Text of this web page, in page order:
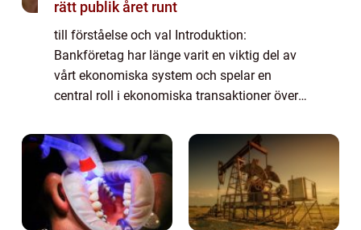
rätt publik året runt
till förståelse och val Introduktion:
Bankföretag har länge varit en viktig del av
vårt ekonomiska system och spelar en
central roll i ekonomiska transaktioner över
ge en grundlig översikt av bankföretag, i...